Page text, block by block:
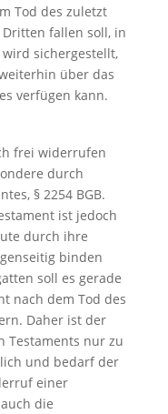
Tod des zuletzt
fallen soll, in
sichergestellt,
über das
verfügen kann.
frei widerrufen
durch
§ 2254 BGB.
ist jedoch
durch ihre
binden
soll es gerade
nach dem Tod des
Daher ist der
Testaments nur zu
und bedarf der
einer
die